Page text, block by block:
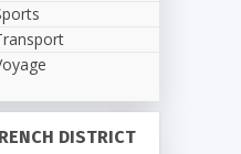
DISTRICT